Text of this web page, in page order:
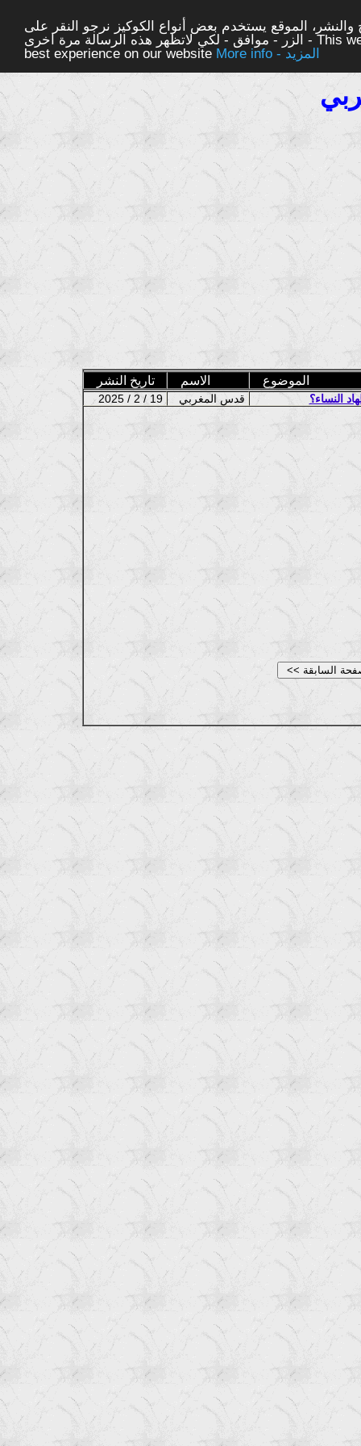
الموقع يستخدم بعض أنواع الكوكيز نرجو النقر على
الزر - موافق - لكي لاتظهر هذه الرسالة مرة اخرى - This website uses cookies to ensure you get the
best experience on our website
More info - المزيد
تاريخ النشر الاسم الموضوع
2025 / 2 / 19 النساء؟